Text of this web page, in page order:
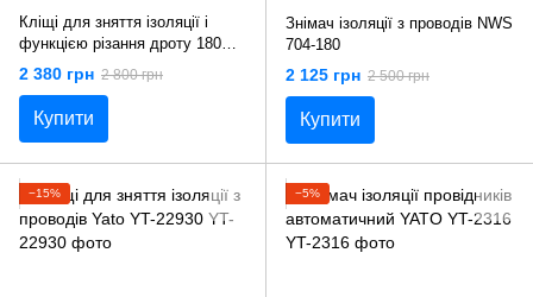
Кліщі для зняття ізоляції і
функцією різання дроту 180
мм NWS 1451-69-180
2 380 грн 2 800 грн
Купити
Знімач ізоляції з проводів NWS
704-180
2 125 грн 2 500 грн
Купити
−15% −5%